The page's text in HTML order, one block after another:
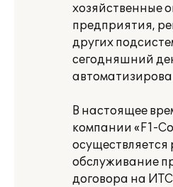
хозяйственные
предприятия,
других
сегодняшний
В настоящее
компании «F1-
осуществляется
обслуживание
договора на